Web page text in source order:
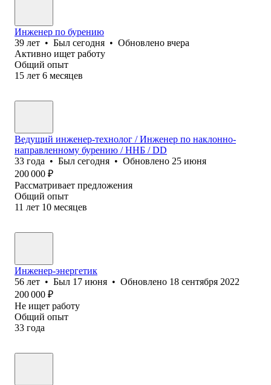
Инженер по бурению
39 лет • Был сегодня • Обновлено вчера
Активно ищет работу
Общий опыт
15 лет 6 месяцев
Ведущий инженер-технолог / Инженер по наклонно-
направленному бурению / ННБ / DD
33 года • Был сегодня • Обновлено 25 июня
200 000 ₽
Рассматривает предложения
Общий опыт
11 лет 10 месяцев
Инженер-энергетик
56 лет • Был 17 июня • Обновлено 18 сентября 2022
200 000 ₽
Не ищет работу
Общий опыт
33 года